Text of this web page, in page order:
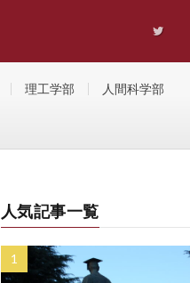
理工学部 人間科学部
人気記事一覧